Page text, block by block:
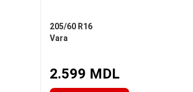
205/60 R16
Vara
2.599 MDL